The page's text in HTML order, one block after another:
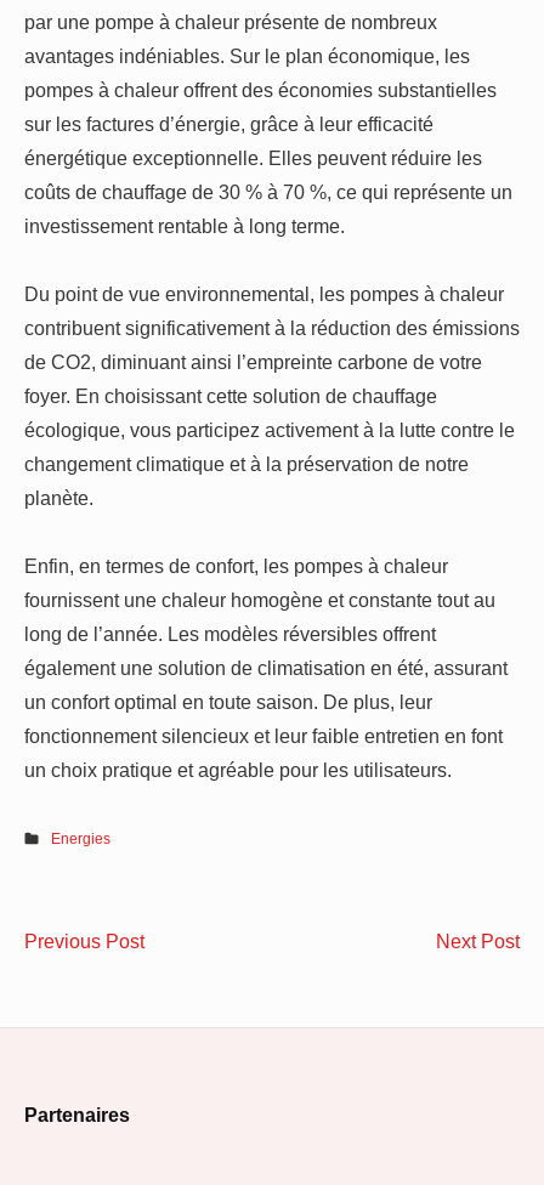
par une pompe à chaleur présente de nombreux
avantages indéniables. Sur le plan économique, les
pompes à chaleur offrent des économies substantielles
sur les factures d’énergie, grâce à leur efficacité
énergétique exceptionnelle. Elles peuvent réduire les
coûts de chauffage de 30 % à 70 %, ce qui représente un
investissement rentable à long terme.
Du point de vue environnemental, les pompes à chaleur
contribuent significativement à la réduction des émissions
de CO2, diminuant ainsi l’empreinte carbone de votre
foyer. En choisissant cette solution de chauffage
écologique, vous participez activement à la lutte contre le
changement climatique et à la préservation de notre
planète.
Enfin, en termes de confort, les pompes à chaleur
fournissent une chaleur homogène et constante tout au
long de l’année. Les modèles réversibles offrent
également une solution de climatisation en été, assurant
un confort optimal en toute saison. De plus, leur
fonctionnement silencieux et leur faible entretien en font
un choix pratique et agréable pour les utilisateurs.
Energies
Navigation
Previous PostLes
Next Post
Partenaires